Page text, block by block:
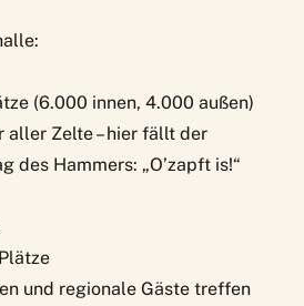
(6.000 innen, 4.000 außen)
aller Zelte – hier fällt der
des Hammers: „O’zapft is!“
und regionale Gäste treffen